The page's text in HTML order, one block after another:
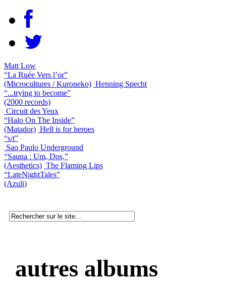
Matt Low
“La Ruée Vers l’or”
(Microcultures / Kuroneko) Henning Specht
“...trying to become”
(2000 records)
Circuit des Yeux
“Halo On The Inside”
(Matador) Hell is for heroes
“s/t”
Sao Paulo Underground
“Sauna : Um, Dos,”
(Aesthetics) The Flaming Lips
“LateNightTales”
(Azuli)
autres albums